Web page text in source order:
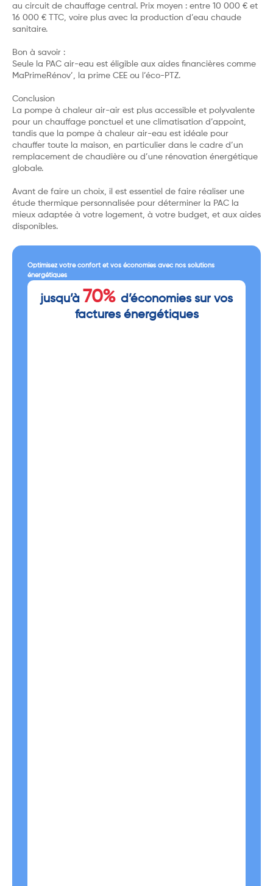
au circuit de chauffage central. Prix moyen : entre 10 000 € et
16 000 € TTC, voire plus avec la production d’eau chaude
sanitaire.
Bon à savoir :
Seule la PAC air-eau est éligible aux aides financières comme
MaPrimeRénov’, la prime CEE ou l’éco-PTZ.
Conclusion
La pompe à chaleur air-air est plus accessible et polyvalente
pour un chauffage ponctuel et une climatisation d’appoint,
tandis que la pompe à chaleur air-eau est idéale pour
chauffer toute la maison, en particulier dans le cadre d’un
remplacement de chaudière ou d’une rénovation énergétique
globale.
Avant de faire un choix, il est essentiel de faire réaliser une
étude thermique personnalisée pour déterminer la PAC la
mieux adaptée à votre logement, à votre budget, et aux aides
disponibles.
Optimisez votre confort et vos économies avec nos solutions
énergétiques
jusqu’à 70% d’économies sur vos
factures énergétiques